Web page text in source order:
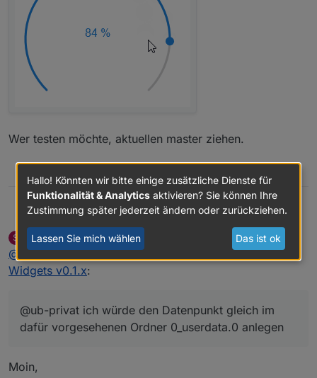
Wer testen möchte, aktuellen master ziehen.
BBTown@ub-privat ich würde den Datenpunkt gleich im dafür
vorgesehenen Ordner 0_userdata.0 anlegen
S
Offline
skokarlschrieb am 19. Nov. 2019, 17:36
zuletzt editiert von
@ BBTownsagte inTest Adapter Material Design
Widgets v0.1.x:
@ub-privat ich würde den Datenpunkt gleich im
dafür vorgesehenen Ordner 0_userdata.0 anlegen
Moin,
Hallo! Könnten wir bitte einige zusätzliche Dienste für
Funktionalität & Analytics aktivieren? Sie können Ihre
Zustimmung später jederzeit ändern oder zurückziehen.
Lassen Sie mich wählen Das ist ok